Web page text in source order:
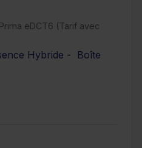
eDCT6 (Tarif avec
Hybride - Boîte